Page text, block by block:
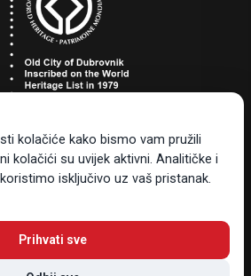
Dubrovnika
Dubrovnik, Hrvatska
kolačiće kako bismo vam pružili
kolačići su uvijek aktivni. Analitičke i
isključivo uz vaš pristanak.
Prihvati sve